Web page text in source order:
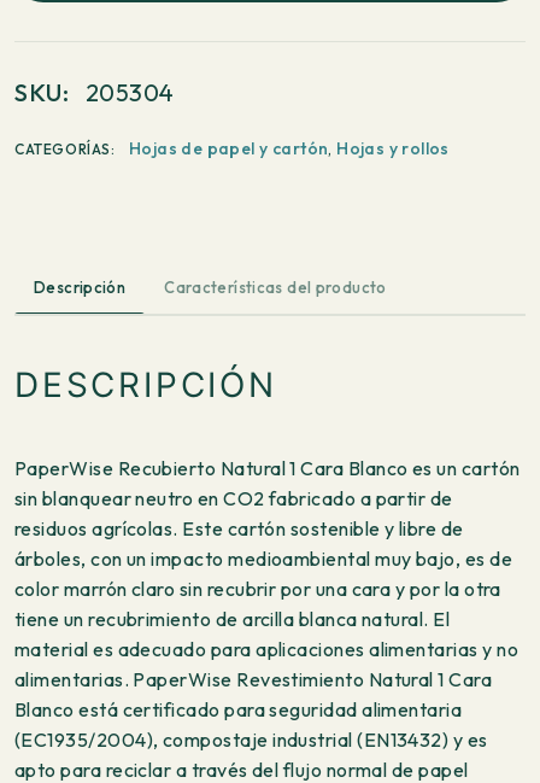
-
Larga
100
SKU: 205304
CATEGORÍAS: Hojas de papel y cartón, Hojas y rollos
Descripción Características del producto
DESCRIPCIÓN
PaperWise Recubierto Natural 1 Cara Blanco es un cartón
sin blanquear neutro en CO2 fabricado a partir de
residuos agrícolas. Este cartón sostenible y libre de
árboles, con un impacto medioambiental muy bajo, es de
color marrón claro sin recubrir por una cara y por la otra
tiene un recubrimiento de arcilla blanca natural. El
material es adecuado para aplicaciones alimentarias y no
alimentarias. PaperWise Revestimiento Natural 1 Cara
Blanco está certificado para seguridad alimentaria
(EC1935/2004), compostaje industrial (EN13432) y es
apto para reciclar a través del flujo normal de papel